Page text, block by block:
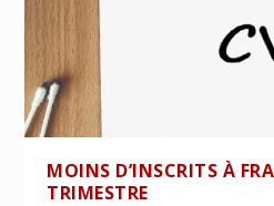
MOINS D’INSCRITS À
TRIMESTRE